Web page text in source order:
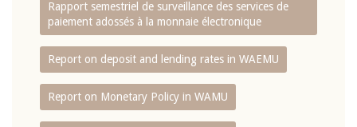
Rapport semestriel de surveillance des services de
paiement adossés à la monnaie électronique
Report on deposit and lending rates in WAEMU
Report on Monetary Policy in WAMU